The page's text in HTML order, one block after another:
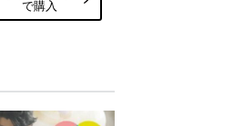
で購入